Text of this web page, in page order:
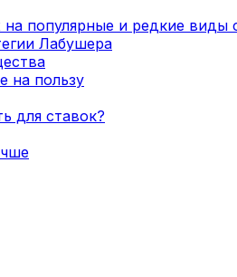
популярные и редкие виды
Лабушера
на пользу
для ставок?